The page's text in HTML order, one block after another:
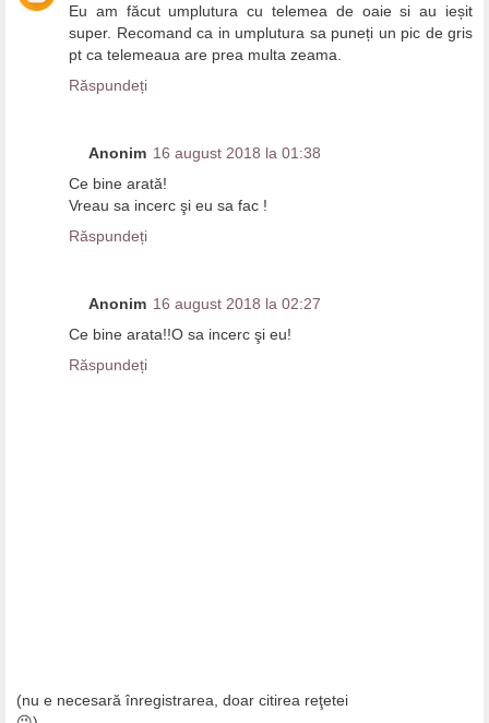
Eu am făcut umplutura cu telemea de oaie si au ieșit
super. Recomand ca in umplutura sa puneți un pic de gris
pt ca telemeaua are prea multa zeama.
Răspundeți
Anonim 16 august 2018 la 01:38
Ce bine arată!
Vreau sa incerc şi eu sa fac !
Răspundeți
Anonim 16 august 2018 la 02:27
Ce bine arata!!O sa incerc şi eu!
Răspundeți
(nu e necesară înregistrarea, doar citirea reţetei